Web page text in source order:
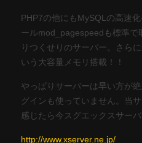
PHP7の他にもMySQLの高速
ールmod_pagespeedも標準で
りつくせりのサーバー。さら
いう大容量メモリ搭載！！
やっぱりサーバーは早い方が
グインも使っていません。当
感じたら今スグエックスサー
http://www.xserver.ne.jp/